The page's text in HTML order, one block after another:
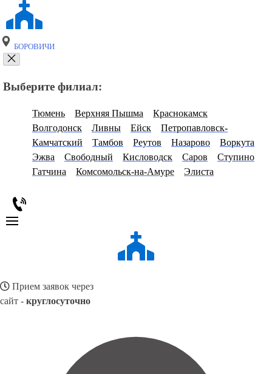
БОРОВИЧИ
Выберите филиал:
Тюмень Верхняя Пышма
Краснокамск
Волгодонск
Ливны Ейск
Петропавловск-
Камчатский
Тамбов Реутов Назарово
Воркута
Эжва
Свободный Кисловодск Саров
Ступино
Гатчина
Комсомольск-на-Амуре Элиста
Прием заявок через
сайт - круглосуточно